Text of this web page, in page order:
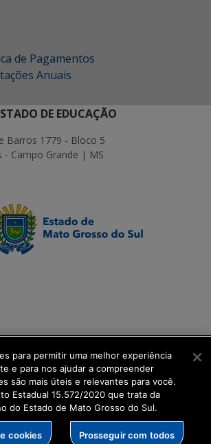
de Pagamentos
Anuais
DE EDUCAÇÃO
Barros 1779 - Bloco 5
- Campo Grande | MS
para permitir uma melhor experiência
e para nos ajudar a compreender
são mais úteis e relevantes para você.
Estadual 15.572/2020 que trata da
do Estado de Mato Grosso do Sul.
cookies Prosseguir com todos